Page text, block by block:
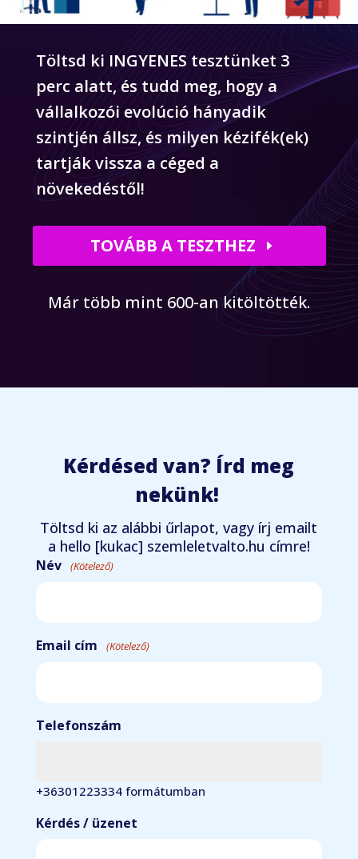
Töltsd ki INGYENES tesztünket 3
perc alatt, és tudd meg, hogy a
vállalkozói evolúció hányadik
szintjén állsz, és milyen kézifék(ek)
tartják vissza a céged a
növekedéstől!
TOVÁBB A TESZTHEZ
Már több mint 600-an kitöltötték.
Kérdésed van? Írd meg
nekünk!
Töltsd ki az alábbi űrlapot, vagy írj emailt
a hello [kukac] szemleletvalto.hu címre!
Név (Kötelező)
Email cím (Kötelező)
Telefonszám
+36301223334 formátumban
Kérdés / üzenet